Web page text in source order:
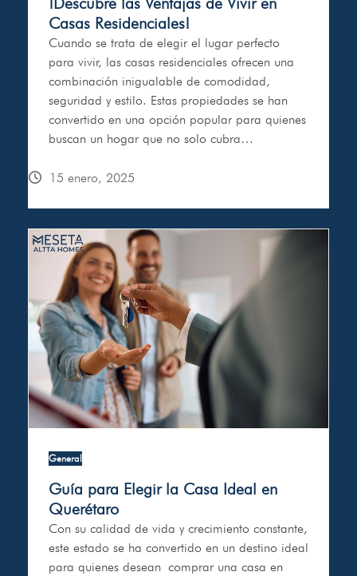
Casas Residenciales!
Cuando se trata de elegir el lugar perfecto
para vivir, las casas residenciales ofrecen una
combinación inigualable de comodidad,
seguridad y estilo. Estas propiedades se han
convertido en una opción popular para quienes
buscan un hogar que no solo cubra…
15 enero, 2025
General
Guía para Elegir la Casa Ideal en
Querétaro
Con su calidad de vida y crecimiento constante,
este estado se ha convertido en un destino ideal
para quienes desean comprar una casa en